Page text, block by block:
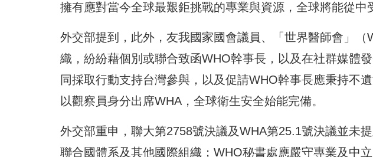
擁有應對當今全球最艱鉅挑戰的專業與資源，全球將能從中
外交部提到，此外，友我國家國會議員、「世界醫師會」（
織，紛紛藉個別或聯合致函WHO幹事長，以及在社群媒體
同採取行動支持台灣參與，以及促請WHO幹事長應秉持不
以觀察員身分出席WHA，全球衛生安全始能完備。
外交部重申，聯大第2758號決議及WHA第25.1號決議並未
聯合國體系及其他國際組織；WHO秘書處應嚴守專業及中